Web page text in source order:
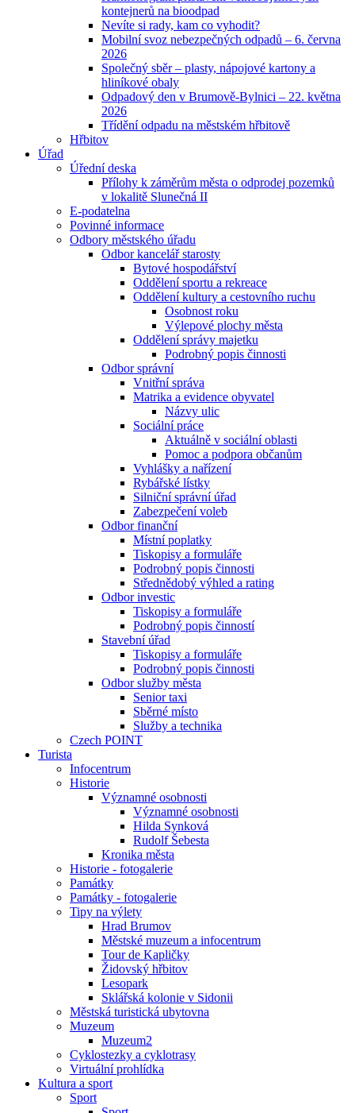
kontejnerů na bioodpad
Nevíte si rady, kam co vyhodit?
Mobilní svoz nebezpečných odpadů – 6. června
2026
Společný sběr – plasty, nápojové kartony a
hliníkové obaly
Odpadový den v Brumově-Bylnici – 22. května
2026
Třídění odpadu na městském hřbitově
Hřbitov
Úřad
Úřední deska
Přílohy k záměrům města o odprodej pozemků
v lokalitě Slunečná II
E-podatelna
Povinné informace
Odbory městského úřadu
Odbor kancelář starosty
Bytové hospodářství
Oddělení sportu a rekreace
Oddělení kultury a cestovního ruchu
Osobnost roku
Výlepové plochy města
Oddělení správy majetku
Podrobný popis činnosti
Odbor správní
Vnitřní správa
Matrika a evidence obyvatel
Názvy ulic
Sociální práce
Aktuálně v sociální oblasti
Pomoc a podpora občanům
Vyhlášky a nařízení
Rybářské lístky
Silniční správní úřad
Zabezpečení voleb
Odbor finanční
Místní poplatky
Tiskopisy a formuláře
Podrobný popis činnosti
Střednědobý výhled a rating
Odbor investic
Tiskopisy a formuláře
Podrobný popis činností
Stavební úřad
Tiskopisy a formuláře
Podrobný popis činnosti
Odbor služby města
Senior taxi
Sběrné místo
Služby a technika
Czech POINT
Turista
Infocentrum
Historie
Významné osobnosti
Významné osobnosti
Hilda Synková
Rudolf Šebesta
Kronika města
Historie - fotogalerie
Památky
Památky - fotogalerie
Tipy na výlety
Hrad Brumov
Městské muzeum a infocentrum
Tour de Kapličky
Židovský hřbitov
Lesopark
Sklářská kolonie v Sidonii
Městská turistická ubytovna
Muzeum
Muzeum2
Cyklostezky a cyklotrasy
Virtuální prohlídka
Kultura a sport
Sport